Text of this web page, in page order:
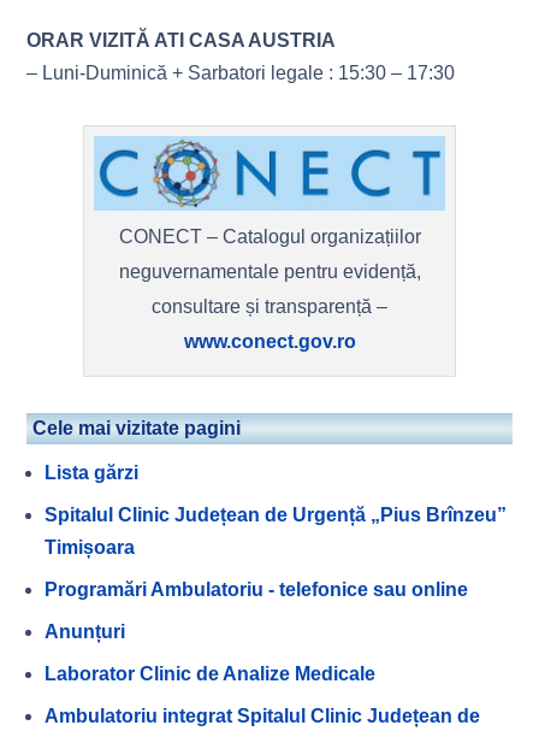
ORAR VIZITĂ ATI CASA AUSTRIA
– Luni-Duminică + Sarbatori legale : 15:30 – 17:30
CONECT – Catalogul organizațiilor
neguvernamentale pentru evidență,
consultare și transparență –
www.conect.gov.ro
Cele mai vizitate pagini
Lista gărzi
Spitalul Clinic Județean de Urgență „Pius Brînzeu”
Timișoara
Programări Ambulatoriu - telefonice sau online
Anunțuri
Laborator Clinic de Analize Medicale
Ambulatoriu integrat Spitalul Clinic Județean de